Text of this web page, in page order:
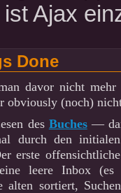
Ajax
Done
davor nicht
obviously (noch)
des Buches—
durch den initialen
erste
leere Inbox
alten sortiert,